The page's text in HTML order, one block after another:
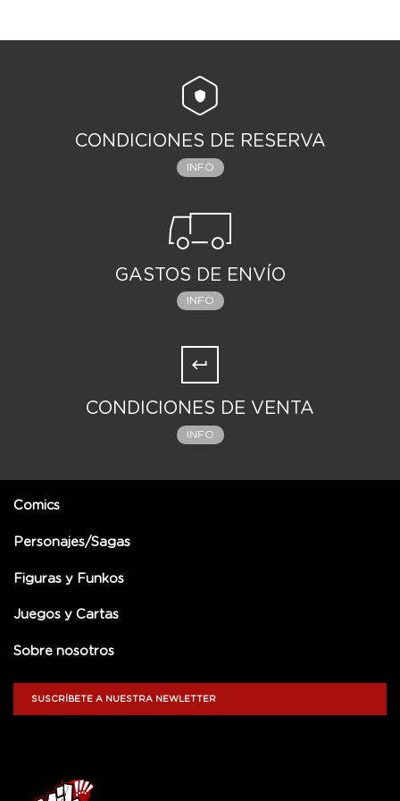
CONDICIONES DE RESERVA
INFO
GASTOS DE ENVÍO
INFO
CONDICIONES DE VENTA
INFO
Comics
Personajes/Sagas
Figuras y Funkos
Juegos y Cartas
Sobre nosotros
SUSCRÍBETE A NUESTRA NEWLETTER